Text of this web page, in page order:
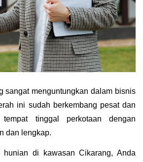
sangat menguntungkan dalam bisnis
ini sudah berkembang pesat dan
tinggal perkotaan dengan
dan lengkap.
di kawasan Cikarang, Anda